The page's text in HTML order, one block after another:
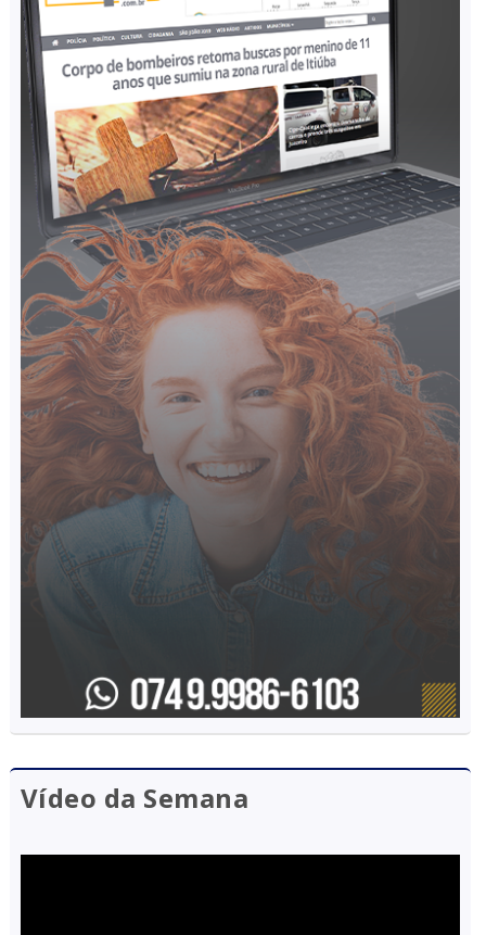
Vídeo da Semana